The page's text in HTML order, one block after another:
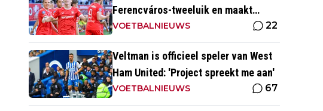
Ferencváros-tweeluik en maakt
gehakt van Slowaakse opponent
VOETBALNIEUWS 22
Veltman is officieel speler van West
Ham United: 'Project spreekt me aan'
VOETBALNIEUWS 67